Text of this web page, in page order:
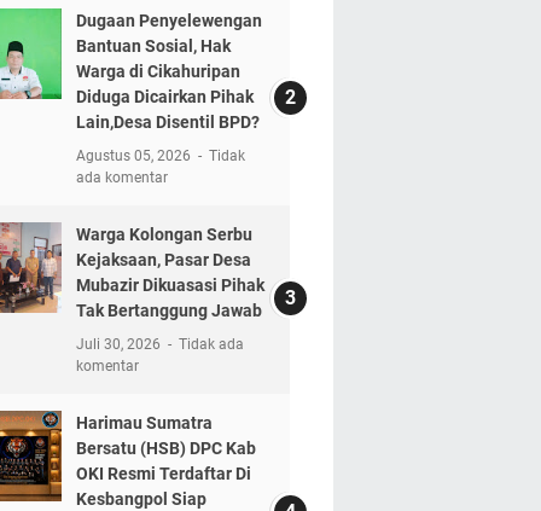
Dugaan Penyelewengan
Bantuan Sosial, Hak
Warga di Cikahuripan
Diduga Dicairkan Pihak
Lain,Desa Disentil BPD?
Agustus 05, 2026
Tidak
ada komentar
Warga Kolongan Serbu
Kejaksaan, Pasar Desa
Mubazir Dikuasasi Pihak
Tak Bertanggung Jawab
Juli 30, 2026
Tidak ada
komentar
Harimau Sumatra
Bersatu (HSB) DPC Kab
OKI Resmi Terdaftar Di
Kesbangpol Siap